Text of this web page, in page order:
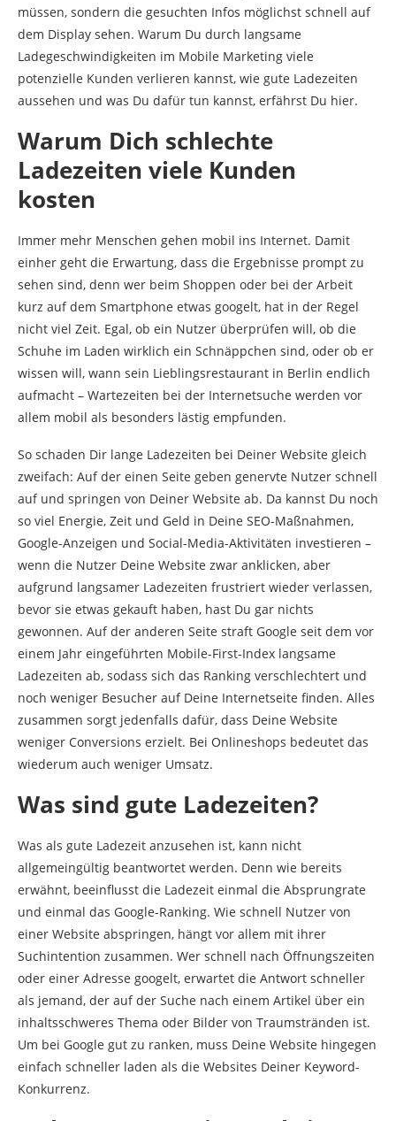
müssen, sondern die gesuchten Infos möglichst schnell auf
dem Display sehen. Warum Du durch langsame
Ladegeschwindigkeiten im Mobile Marketing viele
potenzielle Kunden verlieren kannst, wie gute Ladezeiten
aussehen und was Du dafür tun kannst, erfährst Du hier.
Warum Dich schlechte
Ladezeiten viele Kunden
kosten
Immer mehr Menschen gehen mobil ins Internet. Damit
einher geht die Erwartung, dass die Ergebnisse prompt zu
sehen sind, denn wer beim Shoppen oder bei der Arbeit
kurz auf dem Smartphone etwas googelt, hat in der Regel
nicht viel Zeit. Egal, ob ein Nutzer überprüfen will, ob die
Schuhe im Laden wirklich ein Schnäppchen sind, oder ob er
wissen will, wann sein Lieblingsrestaurant in Berlin endlich
aufmacht – Wartezeiten bei der Internetsuche werden vor
allem mobil als besonders lästig empfunden.
So schaden Dir lange Ladezeiten bei Deiner Website gleich
zweifach: Auf der einen Seite geben genervte Nutzer schnell
auf und springen von Deiner Website ab. Da kannst Du noch
so viel Energie, Zeit und Geld in Deine SEO-Maßnahmen,
Google-Anzeigen und Social-Media-Aktivitäten investieren –
wenn die Nutzer Deine Website zwar anklicken, aber
aufgrund langsamer Ladezeiten frustriert wieder verlassen,
bevor sie etwas gekauft haben, hast Du gar nichts
gewonnen. Auf der anderen Seite straft Google seit dem vor
einem Jahr eingeführten Mobile-First-Index langsame
Ladezeiten ab, sodass sich das Ranking verschlechtert und
noch weniger Besucher auf Deine Internetseite finden. Alles
zusammen sorgt jedenfalls dafür, dass Deine Website
weniger Conversions erzielt. Bei Onlineshops bedeutet das
wiederum auch weniger Umsatz.
Was sind gute Ladezeiten?
Was als gute Ladezeit anzusehen ist, kann nicht
allgemeingültig beantwortet werden. Denn wie bereits
erwähnt, beeinflusst die Ladezeit einmal die Absprungrate
und einmal das Google-Ranking. Wie schnell Nutzer von
einer Website abspringen, hängt vor allem mit ihrer
Suchintention zusammen. Wer schnell nach Öffnungszeiten
oder einer Adresse googelt, erwartet die Antwort schneller
als jemand, der auf der Suche nach einem Artikel über ein
inhaltsschweres Thema oder Bilder von Traumstränden ist.
Um bei Google gut zu ranken, muss Deine Website hingegen
einfach schneller laden als die Websites Deiner Keyword-
Konkurrenz.